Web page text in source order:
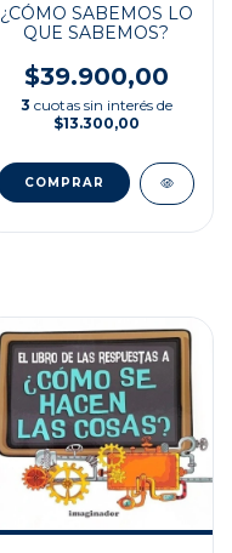
¿CÓMO SABEMOS LO
QUE SABEMOS?
$39.900,00
3 cuotas sin interés de
$13.300,00